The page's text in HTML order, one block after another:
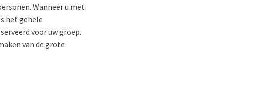
Wanneer u met
het gehele
voor uw groep.
van de grote